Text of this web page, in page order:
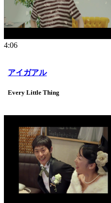
4:06
アイガアル
Every Little Thing